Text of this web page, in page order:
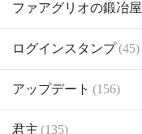
ファアグリオの鍛冶屋
ログインスタンプ(45)
アップデート (156)
君主 (135)